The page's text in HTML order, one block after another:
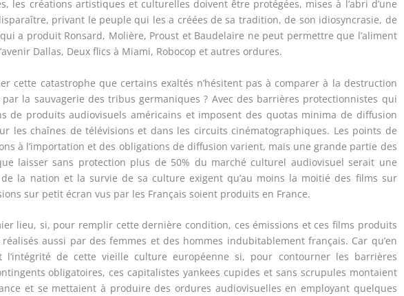
les créations artistiques et culturelles doivent être protégées, mises à l’abri d’une
privant le peuple qui les a créées de sa tradition, de son idiosyncrasie, de
a produit Ronsard, Molière, Proust et Baudelaire ne peut permettre que l’aliment
Dallas, Deux flics à Miami, Robocop et autres ordures.
cette catastrophe que certains exaltés n’hésitent pas à comparer à la destruction
la sauvagerie des tribus germaniques ? Avec des barrières protectionnistes qui
de produits audiovisuels américains et imposent des quotas minima de diffusion
les chaînes de télévisions et dans les circuits cinématographiques. Les points de
à l’importation et des obligations de diffusion varient, mais une grande partie des
laisser sans protection plus de 50% du marché culturel audiovisuel serait une
de la nation et la survie de sa culture exigent qu’au moins la moitié des films sur
sur petit écran vus par les Français soient produits en France.
lieu, si, pour remplir cette dernière condition, ces émissions et ces films produits
aussi par des femmes et des hommes indubitablement français. Car qu’en
l’intégrité de cette vieille culture européenne si, pour contourner les barrières
obligatoires, ces capitalistes yankees cupides et sans scrupules montaient
et se mettaient à produire des ordures audiovisuelles en employant quelques